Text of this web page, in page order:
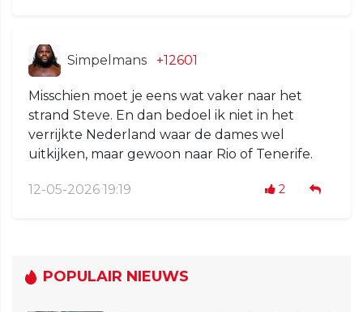
Simpelmans +12601
Misschien moet je eens wat vaker naar het
strand Steve. En dan bedoel ik niet in het
verrijkte Nederland waar de dames wel
uitkijken, maar gewoon naar Rio of Tenerife.
12-05-2026 19:19 2
POPULAIR NIEUWS